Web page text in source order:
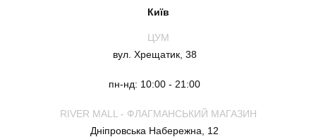
Київ
ЦУМ
вул. Хрещатик, 38
пн-нд: 10:00 - 21:00
RIVER MALL - ФЛАГМАНСЬКИЙ МАГАЗИН
Дніпровська Набережна, 12